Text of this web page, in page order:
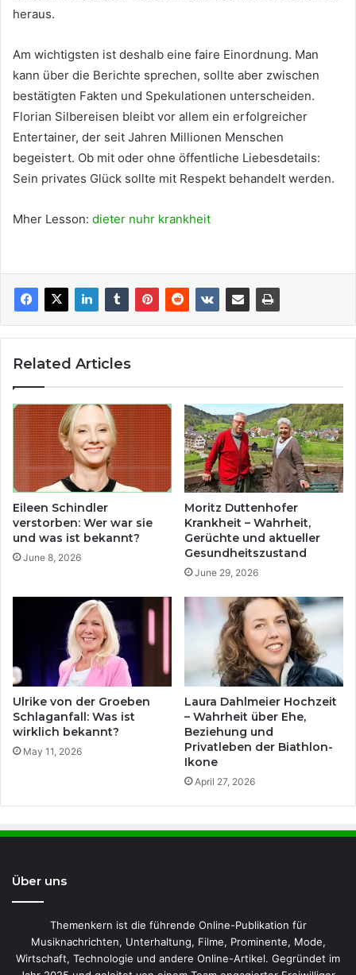
heraus.
Am wichtigsten ist deshalb eine faire Einordnung. Man
kann über die Berichte sprechen, sollte aber zwischen
bestätigten Fakten und Spekulationen unterscheiden.
Florian Silbereisen bleibt vor allem ein erfolgreicher
Entertainer, der seit Jahren Millionen Menschen
begeistert. Ob mit oder ohne öffentliche Liebesdetails:
Sein privates Glück sollte mit Respekt behandelt werden.
Mher Lesson: dieter nuhr krankheit
Related Articles
Eileen Schindler
verstorben: Wer war sie
und was ist bekannt?
June 8, 2026
Moritz Duttenhofer
Krankheit – Wahrheit,
Gerüchte und aktueller
Gesundheitszustand
June 29, 2026
Ulrike von der Groeben
Schlaganfall: Was ist
wirklich bekannt?
May 11, 2026
Laura Dahlmeier Hochzeit
– Wahrheit über Ehe,
Beziehung und
Privatleben der Biathlon-
Ikone
April 27, 2026
Über uns
Themenkern ist die führende Online-Publikation für
Musiknachrichten, Unterhaltung, Filme, Prominente, Mode,
Wirtschaft, Technologie und andere Online-Artikel. Gegründet im